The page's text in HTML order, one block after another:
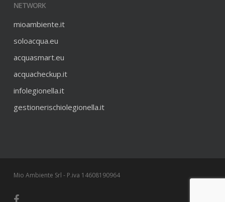
NETWORK
mioambiente.it
soloacqua.eu
acquasmart.eu
acquacheckup.it
infolegionella.it
gestionerischiolegionella.it
Mio Ambiente Srl - P.iva 14608190964
facebook